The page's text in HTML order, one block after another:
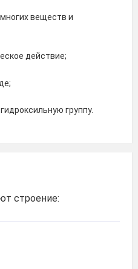
веществ и
действие;
группу.
строение: